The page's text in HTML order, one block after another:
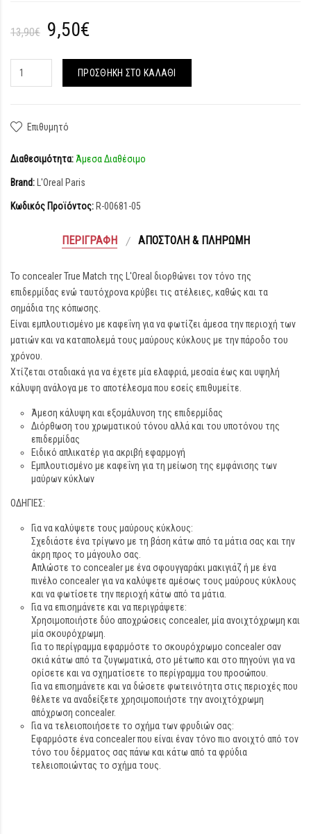
13,90€ 9,50€
ΠΡΟΣΘΉΚΗ ΣΤΟ ΚΑΛΆΘΙ
Επιθυμητό
Διαθεσιμότητα: Άμεσα Διαθέσιμο
Brand: L'Oreal Paris
Κωδικός Προϊόντος: R-00681-05
ΠΕΡΙΓΡΑΦΉ ΑΠΟΣΤΟΛΉ & ΠΛΗΡΩΜΉ
Το concealer True Match της L'Oreal διορθώνει τον τόνο της
επιδερμίδας ενώ ταυτόχρονα κρύβει τις ατέλειες, καθώς και τα
σημάδια της κόπωσης.
Είναι εμπλουτισμένο με καφεΐνη για να φωτίζει άμεσα την περιοχή των
ματιών και να καταπολεμά τους μαύρους κύκλους με την πάροδο του
χρόνου.
Χτίζεται σταδιακά για να έχετε μία ελαφριά, μεσαία έως και υψηλή
κάλυψη ανάλογα με το αποτέλεσμα που εσείς επιθυμείτε.
Άμεση κάλυψη και εξομάλυνση της επιδερμίδας
Διόρθωση του χρωματικού τόνου αλλά και του υποτόνου της
επιδερμίδας
Ειδικό απλικατέρ για ακριβή εφαρμογή
Εμπλουτισμένο με καφεΐνη για τη μείωση της εμφάνισης των
μαύρων κύκλων
ΟΔΗΓΙΕΣ:
Για να καλύψετε τους μαύρους κύκλους:
Σχεδιάστε ένα τρίγωνο με τη βάση κάτω από τα μάτια σας και την
άκρη προς το μάγουλο σας.
Απλώστε το concealer με ένα σφουγγαράκι μακιγιάζ ή με ένα
πινέλο concealer για να καλύψετε αμέσως τους μαύρους κύκλους
και να φωτίσετε την περιοχή κάτω από τα μάτια.
Για να επισημάνετε και να περιγράψετε:
Χρησιμοποιήστε δύο αποχρώσεις concealer, μία ανοιχτόχρωμη και
μία σκουρόχρωμη.
Για το περίγραμμα εφαρμόστε το σκουρόχρωμο concealer σαν
σκιά κάτω από τα ζυγωματικά, στο μέτωπο και στο πηγούνι για να
ορίσετε και να σχηματίσετε το περίγραμμα του προσώπου.
Για να επισημάνετε και να δώσετε φωτεινότητα στις περιοχές που
θέλετε να αναδείξετε χρησιμοποιήστε την ανοιχτόχρωμη
απόχρωση concealer.
Για να τελειοποιήσετε το σχήμα των φρυδιών σας:
Εφαρμόστε ένα concealer που είναι έναν τόνο πιο ανοιχτό από τον
τόνο του δέρματος σας πάνω και κάτω από τα φρύδια
τελειοποιώντας το σχήμα τους.